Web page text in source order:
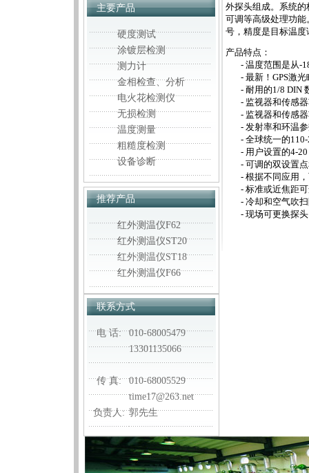
主要产品
硬度测试
涂镀层检测
测力计
金相检查、分析
电火花检测仪
无损检测
温度测量
粗糙度检测
设备诊断
推荐产品
红外测温仪F62
红外测温仪ST20
红外测温仪ST18
红外测温仪F66
联系方式
电 话:
传 真:
负责人:
010-68005479
13301135066
010-68005529
time17@263.net
郭先生
外探头组成。系统的
可调等高级处理功
号，精度是目标温度
产品特点：
- 温度范围是从-
- 最新！GPS激
- 耐用的1/8 DIN
- 监视器和传感
- 监视器和传感
- 发射率和环温
- 全球统一的
- 用户设置的4-20
- 可调的双设置
- 根据不同应用
- 标准或近焦距
- 冷却和空气吹
- 现场可更换探头